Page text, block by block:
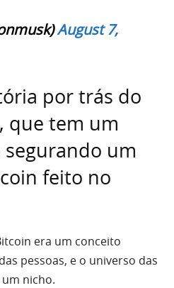
August 7,
por trás do
que tem um
um
feito no
era um conceito
pessoas, e o universo das
nicho.